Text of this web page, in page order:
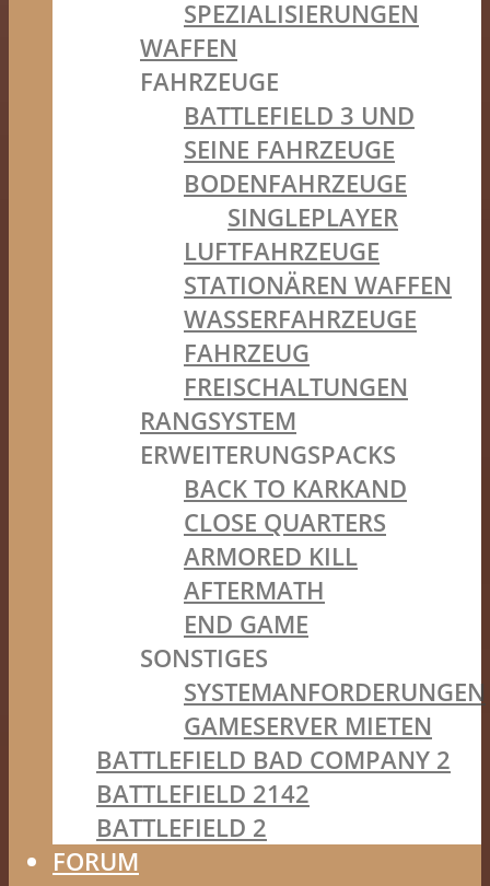
SPEZIALISIERUNGEN
WAFFEN
FAHRZEUGE
BATTLEFIELD 3 UND
SEINE FAHRZEUGE
BODENFAHRZEUGE
SINGLEPLAYER
LUFTFAHRZEUGE
STATIONÄREN WAFFEN
WASSERFAHRZEUGE
FAHRZEUG
FREISCHALTUNGEN
RANGSYSTEM
ERWEITERUNGSPACKS
BACK TO KARKAND
CLOSE QUARTERS
ARMORED KILL
AFTERMATH
END GAME
SONSTIGES
SYSTEMANFORDERUNGEN
GAMESERVER MIETEN
BATTLEFIELD BAD COMPANY 2
BATTLEFIELD 2142
BATTLEFIELD 2
FORUM